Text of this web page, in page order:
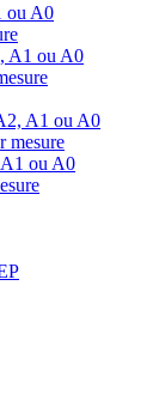
ou A0
A1 ou A0
A1 ou A0
mesure
ou A0